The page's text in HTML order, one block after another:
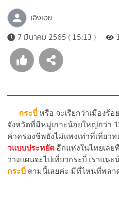
เอิงเอย
7 มีนาคม 2565 ( 15:13 )
กระบี่ หรือ จะเรียกว่าเมืองร้อ
จังหวัดที่มีหมู่เกาะน้อยใหญ่กว่า
ค่าครองชีพยังไม่แพงเท่าที่เที่ยวท
วแบบประหยัด อีกแห่งในไทยเลย
วางแผนจะไปเที่ยวกระบี่ เราแน
กระบี่ ตามนี้เลยค่ะ มีที่ไหนที่พลา